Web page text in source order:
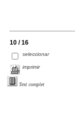
10 / 16
seleccionar
imprimir
Text complet